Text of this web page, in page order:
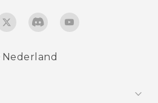
Nederland